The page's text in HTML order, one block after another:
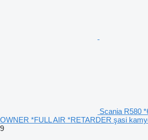
Scania R580
OWNER *FULL AIR *RETARDER şasi
9